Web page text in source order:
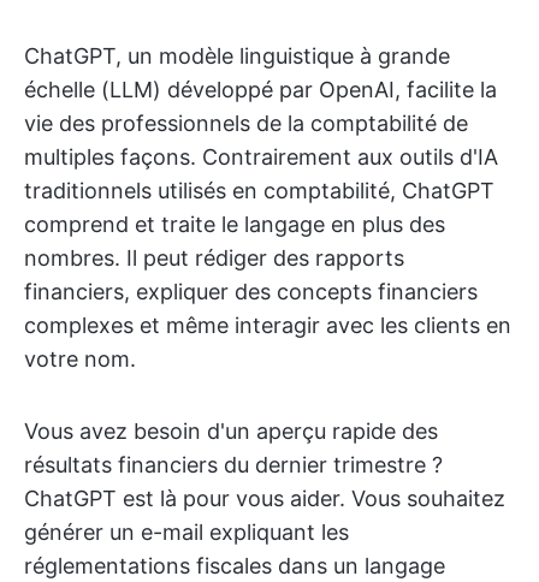
ChatGPT, un modèle linguistique à grande
échelle (LLM) développé par OpenAI, facilite la
vie des professionnels de la comptabilité de
multiples façons. Contrairement aux outils d'IA
traditionnels utilisés en comptabilité, ChatGPT
comprend et traite le langage en plus des
nombres. Il peut rédiger des rapports
financiers, expliquer des concepts financiers
complexes et même interagir avec les clients en
votre nom.
Vous avez besoin d'un aperçu rapide des
résultats financiers du dernier trimestre ?
ChatGPT est là pour vous aider. Vous souhaitez
générer un e-mail expliquant les
réglementations fiscales dans un langage